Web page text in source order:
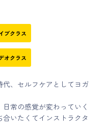
ブクラス
オクラス
、セルフケアとしてヨガ
常の感覚が変わっていく
いたくてインストラクタ